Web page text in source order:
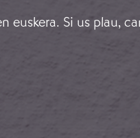
euskera. Si us plau,